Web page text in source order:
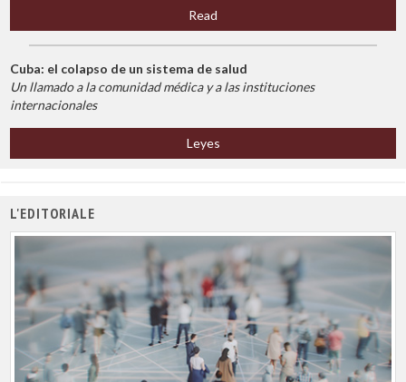
Read
Cuba: el colapso de un sistema de salud
Un llamado a la comunidad médica y a las instituciones
internacionales
Leyes
L'EDITORIALE